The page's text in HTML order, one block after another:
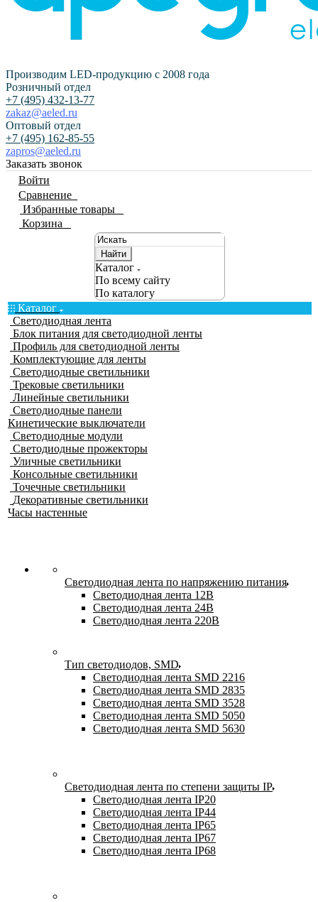
Производим LED-продукцию с 2008 года
Розничный отдел
+7 (495) 432-13-77
zakaz@aeled.ru
Оптовый отдел
+7 (495) 162-85-55
zapros@aeled.ru
Заказать звонок
Войти
Сравнение
Избранные товары
Корзина
Найти
Каталог
По всему сайту
По каталогу
Каталог
Светодиодная лента
Блок питания для светодиодной ленты
Профиль для светодиодной ленты
Комплектующие для ленты
Светодиодные светильники
Трековые светильники
Линейные светильники
Светодиодные панели
Кинетические выключатели
Светодиодные модули
Светодиодные прожекторы
Уличные светильники
Консольные светильники
Точечные светильники
Декоративные светильники
Часы настенные
Светодиодная лента по напряжению питания
Светодиодная лента 12В
Светодиодная лента 24В
Светодиодная лента 220В
Тип светодиодов, SMD
Cветодиодная лента SMD 2216
Светодиодная лента SMD 2835
Светодиодная лента SMD 3528
Светодиодная лента SMD 5050
Светодиодная лента SMD 5630
Светодиодная лента по степени защиты IP
Светодиодная лента IP20
Светодиодная лента IP44
Светодиодная лента IP65
Светодиодная лента IP67
Светодиодная лента IP68